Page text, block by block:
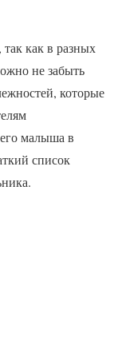
так как в разных
не забыть
которые
малыша в
список